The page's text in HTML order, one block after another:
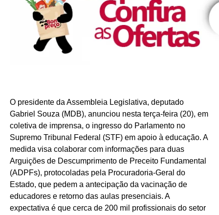
O presidente da Assembleia Legislativa, deputado
Gabriel Souza (MDB), anunciou nesta terça-feira (20), em
coletiva de imprensa, o ingresso do Parlamento no
Supremo Tribunal Federal (STF) em apoio à educação. A
medida visa colaborar com informações para duas
Arguições de Descumprimento de Preceito Fundamental
(ADPFs), protocoladas pela Procuradoria-Geral do
Estado, que pedem a antecipação da vacinação de
educadores e retorno das aulas presenciais. A
expectativa é que cerca de 200 mil profissionais do setor